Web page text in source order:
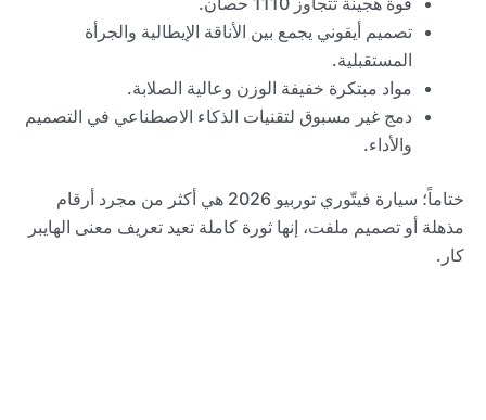
تصميم أيقوني يجمع بين الأناقة الإيطالية والجرأة
المستقبلية.
مواد مبتكرة خفيفة الوزن وعالية الصلابة.
دمج غير مسبوق لتقنيات الذكاء الاصطناعي في التصميم
والأداء.
ختاماً؛ سيارة فيتّوري توربيو 2026 هي أكثر من مجرد أرقام
مذهلة أو تصميم ملفت، إنها ثورة كاملة تعيد تعريف معنى الهايبر
كار.